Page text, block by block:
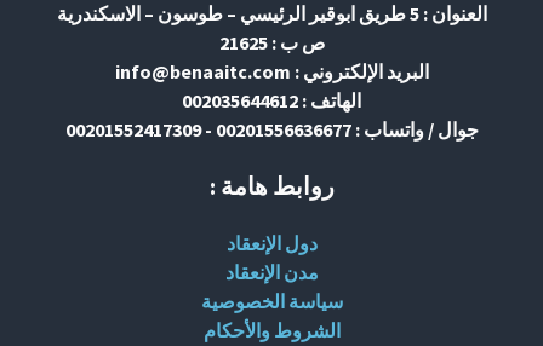
العنوان : 5 طريق ابوقير الرئيسي – طوسون – الاسكندرية
ص ب : 21625
البريد الإلكتروني : info@benaaitc.com
الهاتف : 002035644612
جوال / واتساب : 00201556636677 - 00201552417309
روابط هامة :
دول الإنعقاد
مدن الإنعقاد
سياسة الخصوصية
الشروط والأحكام